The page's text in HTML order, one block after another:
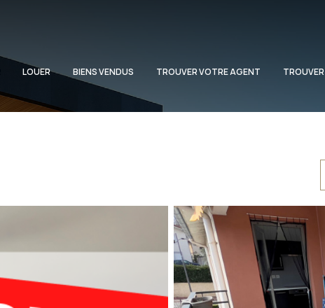
LOUER BIENS VENDUS TROUVER VOTRE AGENT